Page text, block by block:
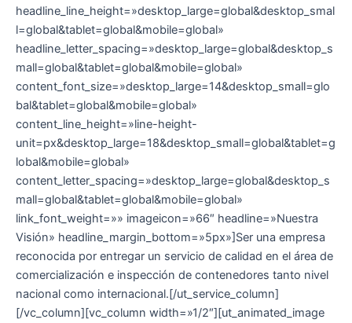
headline_line_height=»desktop_large=global&desktop_smal
l=global&tablet=global&mobile=global»
headline_letter_spacing=»desktop_large=global&desktop_s
mall=global&tablet=global&mobile=global»
content_font_size=»desktop_large=14&desktop_small=glo
bal&tablet=global&mobile=global»
content_line_height=»line-height-
unit=px&desktop_large=18&desktop_small=global&tablet=g
lobal&mobile=global»
content_letter_spacing=»desktop_large=global&desktop_s
mall=global&tablet=global&mobile=global»
link_font_weight=»» imageicon=»66″ headline=»Nuestra
Visión» headline_margin_bottom=»5px»]Ser una empresa
reconocida por entregar un servicio de calidad en el área de
comercialización e inspección de contenedores tanto nivel
nacional como internacional.[/ut_service_column]
[/vc_column][vc_column width=»1/2″][ut_animated_image